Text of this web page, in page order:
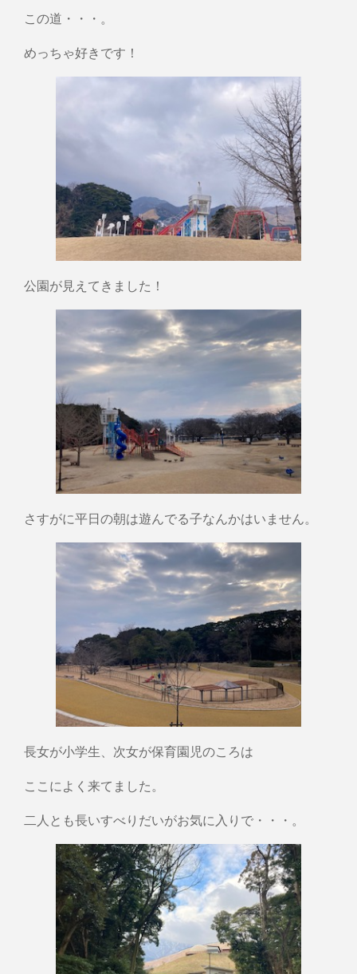
この道・・・。
めっちゃ好きです！
公園が見えてきました！
さすがに平日の朝は遊んでる子なんかはいません。
長女が小学生、次女が保育園児のころは
ここによく来てました。
二人とも長いすべりだいがお気に入りで・・・。